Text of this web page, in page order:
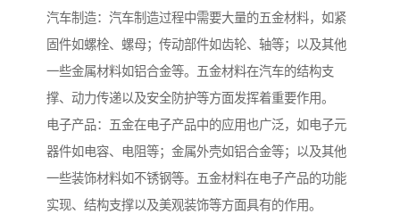
汽车制造：汽车制造过程中需要大量的五金材料，如紧
固件如螺栓、螺母；传动部件如齿轮、轴等；以及其他
一些金属材料如铝合金等。五金材料在汽车的结构支
撑、动力传递以及安全防护等方面发挥着重要作用。
电子产品：五金在电子产品中的应用也广泛，如电子元
器件如电容、电阻等；金属外壳如铝合金等；以及其他
一些装饰材料如不锈钢等。五金材料在电子产品的功能
实现、结构支撑以及美观装饰等方面具有的作用。